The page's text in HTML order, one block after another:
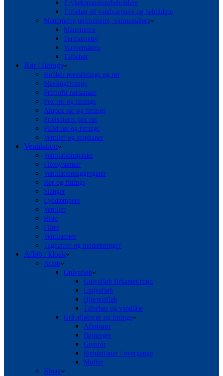
Trykekspansionsbeholdere
Tilbehør til vandvarmere og beholdere
Manometre,termometre, varmemålere
Manometre
Termometre
Varmemålere
Tilbehør
Rør / fittings
Kobber pressfittings og rør
Messingfittings
Primofit rørsamler
Pex rør og fittings
Alupex rør og fittings
Præisoleret pex rør
PEM rør og fittings
Ventiler og stophaner
Ventilation
Ventilationspakke
Flexsystemer
Ventilationsaggregater
Rør og fittings
Slanger
Lyddæmpere
Ventiler
Riste
Filtre
Ventilatorer
Taghætter og inddækninger
Afløb / kloak
Afløb
Gulvafløb
Gulvafløb firkantet/rund
Linjeafløb
Hjørneafløb
Tilbehør og vandlåse
Grå afløbsrør og fittings
Afløbsrør
Bøjninger
Grenrør
Reduktioner / overgange
Muffer
Kloak